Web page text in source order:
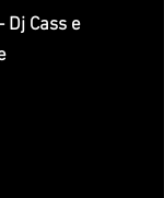
Dj Cass e